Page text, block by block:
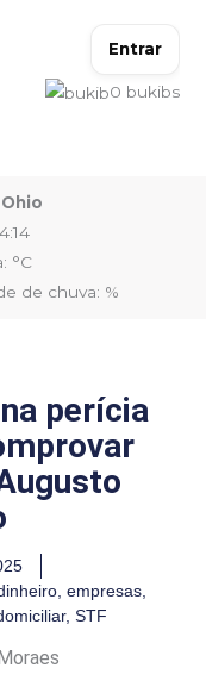
Entrar
0 bukibs
°C
de chuva: %
perícia
, empresas,
, STF